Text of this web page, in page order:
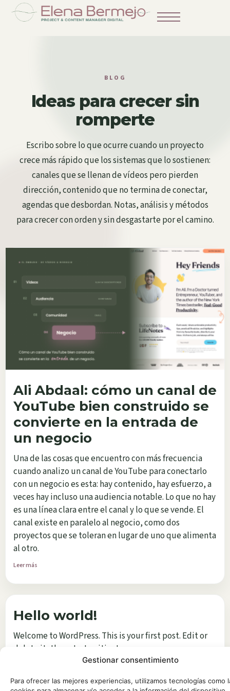
Gestionar consentimiento
Para ofrecer las mejores experiencias, utilizamos tecnologías como
BLOG
Ideas para crecer sin
romperte
Escribo sobre lo que ocurre cuando un proyecto
crece más rápido que los sistemas que lo sostienen:
canales que se llenan de vídeos pero pierden
dirección, contenido que no termina de conectar,
agendas que desbordan. Notas, análisis y métodos
para crecer con orden y sin desgastarte por el camino.
Ali Abdaal: cómo un canal de
YouTube bien construido se
convierte en la entrada de
un negocio
Una de las cosas que encuentro con más frecuencia
cuando analizo un canal de YouTube para conectarlo
con un negocio es esta: hay contenido, hay esfuerzo, a
veces hay incluso una audiencia notable. Lo que no hay
es una línea clara entre el canal y lo que se vende. El
canal existe en paralelo al negocio, como dos
proyectos que se toleran en lugar de uno que alimenta
al otro.
Leer más
Hello world!
Welcome to WordPress. This is your first post. Edit or
delete it, then start writing!